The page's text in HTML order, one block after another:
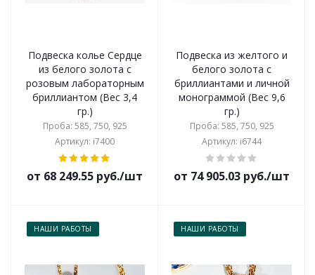
Подвеска колье Сердце
из белого золота с
розовым лабораторным
бриллиантом (Вес 3,4
гр.)
Проба: 585, 750, 925
Артикул: i7400
от 68 249.55 руб./шт
Подвеска из желтого и
белого золота с
бриллиантами и личной
монограммой (Вес 9,6
гр.)
Проба: 585, 750, 925
Артикул: i6744
от 74 905.03 руб./шт
НАШИ РАБОТЫ НАШИ РАБОТЫ